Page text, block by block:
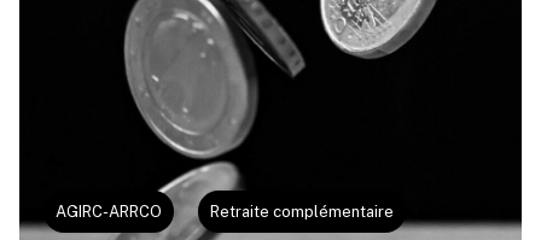
AGIRC-ARRCO Retraite complémentaire